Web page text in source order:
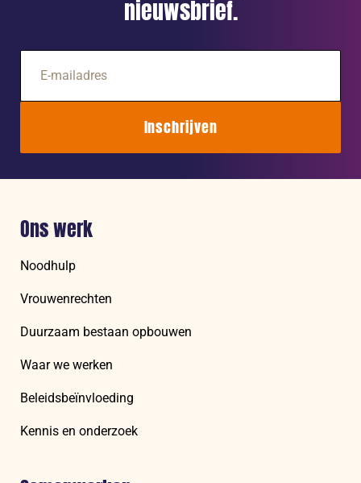
en
nieuwsbrief.
mailadres
Inschrijven
Ons werk
Noodhulp
Vrouwenrechten
Duurzaam bestaan opbouwen
Waar we werken
Beleidsbeïnvloeding
Kennis en onderzoek